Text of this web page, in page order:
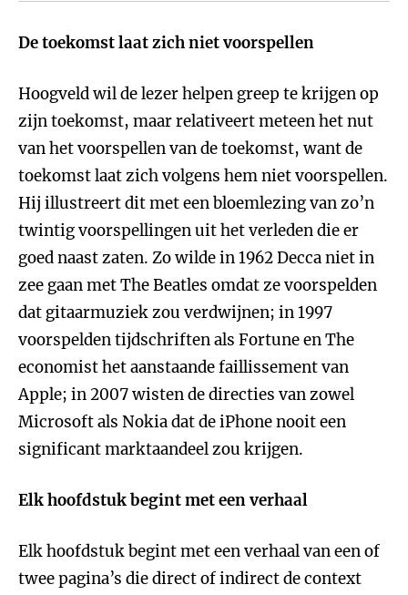
De toekomst laat zich niet voorspellen
Hoogveld wil de lezer helpen greep te krijgen op
zijn toekomst, maar relativeert meteen het nut
van het voorspellen van de toekomst, want de
toekomst laat zich volgens hem niet voorspellen.
Hij illustreert dit met een bloemlezing van zo’n
twintig voorspellingen uit het verleden die er
goed naast zaten. Zo wilde in 1962 Decca niet in
zee gaan met The Beatles omdat ze voorspelden
dat gitaarmuziek zou verdwijnen; in 1997
voorspelden tijdschriften als Fortune en The
economist het aanstaande faillissement van
Apple; in 2007 wisten de directies van zowel
Microsoft als Nokia dat de iPhone nooit een
significant marktaandeel zou krijgen.
Elk hoofdstuk begint met een verhaal
Elk hoofdstuk begint met een verhaal van een of
twee pagina’s die direct of indirect de context